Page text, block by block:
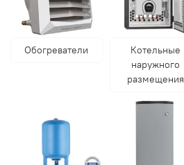
Обогреватели
Котельные
наружного
размещения